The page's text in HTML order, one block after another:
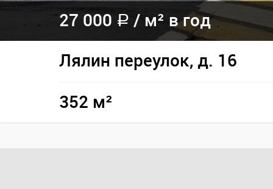
27 000 a / м² в год
Лялин переулок, д. 16
352 м²